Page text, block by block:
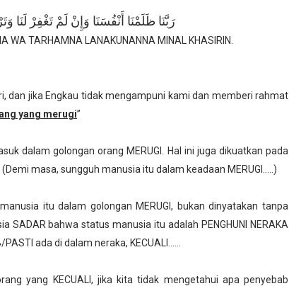
رَبَّنَا ظَلَمْنَا أَنْفُسَنَا وَإِنْ لَمْ تَغْفِرْ لَنَا
WA TARHAMNA LANAKUNANNA MINAL KHASIRIN.
dan jika Engkau tidak mengampuni kami dan memberi rahmat
yang merugi”
dalam golongan orang MERUGI. Hal ini juga dikuatkan pada
masa, sungguh manusia itu dalam keadaan MERUGI.....)
itu dalam golongan MERUGI, bukan dinyatakan tanpa
bahwa status manusia itu adalah PENGHUNI NERAKA
ada di dalam neraka, KECUALI......
yang KECUALI, jika kita tidak mengetahui apa penyebab